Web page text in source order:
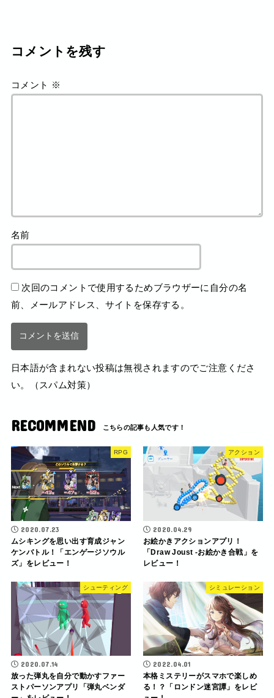
コメントを残す
コメント ※
名前
次回のコメントで使用するためブラウザーに自分の名
前、メールアドレス、サイトを保存する。
日本語が含まれない投稿は無視されますのでご注意くださ
い。（スパム対策）
RECOMMEND
RPG
2020.07.23
ムシキングを思い出す育成ジャン
ケンバトル！「エンゲージソウル
ズ」をレビュー！
アクション
2020.04.29
お絵かきアクションアプリ！
「Draw Joust -お絵かき合戦」を
レビュー！
シューティング
2020.07.14
放った弾丸を自分で動かすファー
ストパーソンアプリ「弾丸ベンダ
シミュレーション
2022.04.01
本格ミステリーがスマホで楽しめ
る！？「ロンドン迷宮譚」をレビ